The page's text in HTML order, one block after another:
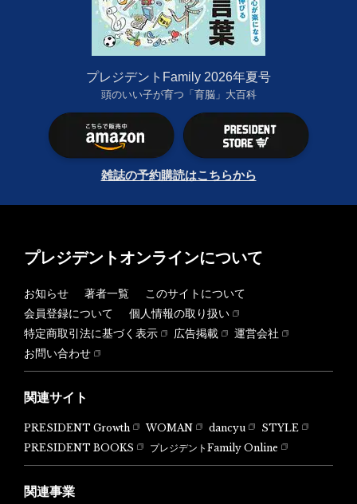
プレジデントFamily 2026年夏号
頭のいい子が育つ「育脳」大百科
雑誌の予約購読はこちらから
プレジデントオンラインについて
お知らせ 著者一覧
このサイトについて
会員登録について
個人情報の取り扱い
特定商取引法に基づく表示
広告掲載
運営会社
お問い合わせ
関連サイト
PRESIDENT Growth WOMAN dancyu
STYLE
PRESIDENT BOOKS
プレジデントFamily Online
関連事業